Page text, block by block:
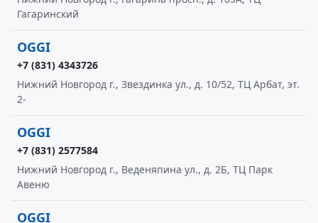
Гагаринский
OGGI
+7 (831) 4343726
Нижний Новгород г., Звездинка ул., д. 10/52, ТЦ Арбат, эт.
2-
OGGI
+7 (831) 2577584
Нижний Новгород г., Веденяпина ул., д. 2Б, ТЦ Парк
Авеню
OGGI